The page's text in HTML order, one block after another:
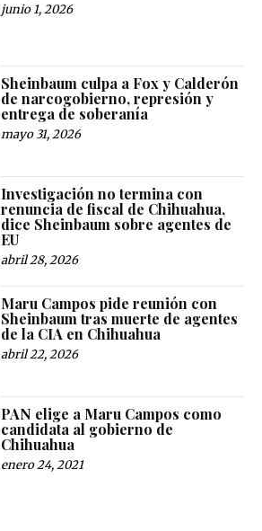
junio 1, 2026
Sheinbaum culpa a Fox y Calderón
de narcogobierno, represión y
entrega de soberanía
mayo 31, 2026
Investigación no termina con
renuncia de fiscal de Chihuahua,
dice Sheinbaum sobre agentes de
EU
abril 28, 2026
Maru Campos pide reunión con
Sheinbaum tras muerte de agentes
de la CIA en Chihuahua
abril 22, 2026
PAN elige a Maru Campos como
candidata al gobierno de
Chihuahua
enero 24, 2021